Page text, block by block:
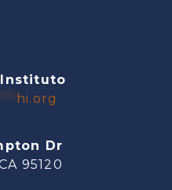
hi.org
Dr
95120